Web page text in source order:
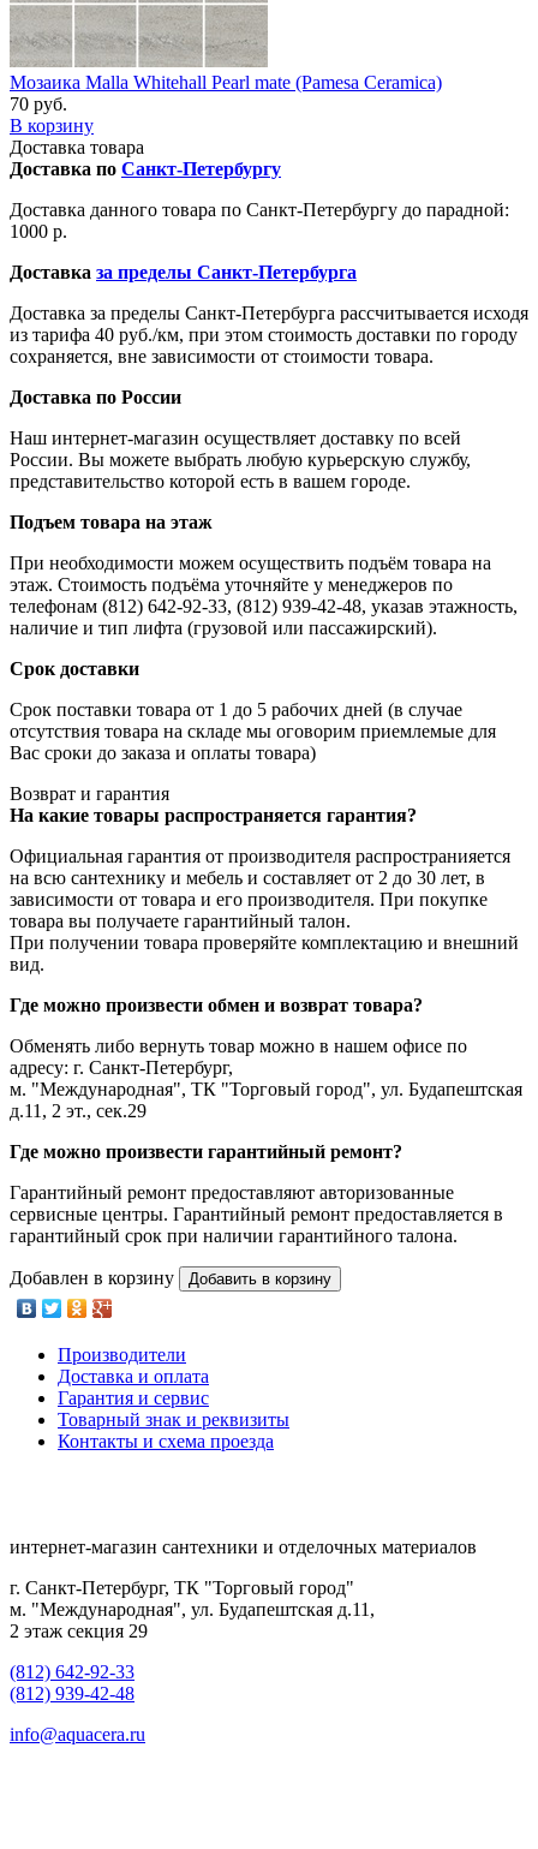
Мозаика Malla Whitehall Pearl mate (Pamesa Ceramica)
70 руб.
В корзину
Доставка товара
Доставка по Санкт-Петербургу
Доставка данного товара по Санкт-Петербургу до парадной:
1000 р.
Доставка за пределы Санкт-Петербурга
Доставка за пределы Санкт-Петербурга рассчитывается исходя
из тарифа 40 руб./км, при этом стоимость доставки по городу
сохраняется, вне зависимости от стоимости товара.
Доставка по России
Наш интернет-магазин осуществляет доставку по всей
России. Вы можете выбрать любую курьерскую службу,
представительство которой есть в вашем городе.
Подъем товара на этаж
При необходимости можем осуществить подъём товара на
этаж. Стоимость подъёма уточняйте у менеджеров по
телефонам (812) 642-92-33, (812) 939-42-48, указав этажность,
наличие и тип лифта (грузовой или пассажирский).
Срок доставки
Срок поставки товара от 1 до 5 рабочих дней (в случае
отсутствия товара на складе мы оговорим приемлемые для
Вас сроки до заказа и оплаты товара)
Возврат и гарантия
На какие товары распространяется гарантия?
Официальная гарантия от производителя распространияется
на всю сантехнику и мебель и составляет от 2 до 30 лет, в
зависимости от товара и его производителя. При покупке
товара вы получаете гарантийный талон.
При получении товара проверяйте комплектацию и внешний
вид.
Где можно произвести обмен и возврат товара?
Обменять либо вернуть товар можно в нашем офисе по
адресу: г. Санкт-Петербург,
м. "Международная", ТК "Торговый город", ул. Будапештская
д.11, 2 эт., сек.29
Где можно произвести гарантийный ремонт?
Гарантийный ремонт предоставляют авторизованные
сервисные центры. Гарантийный ремонт предоставляется в
гарантийный срок при наличии гарантийного талона.
Добавлен в корзину Добавить в корзину
Производители
Доставка и оплата
Гарантия и сервис
Товарный знак и реквизиты
Контакты и схема проезда
интернет-магазин сантехники и отделочных материалов
г. Санкт-Петербург, ТК "Торговый город"
м. "Международная", ул. Будапештская д.11,
2 этаж секция 29
(812) 642-92-33
(812) 939-42-48
info@aquacera.ru